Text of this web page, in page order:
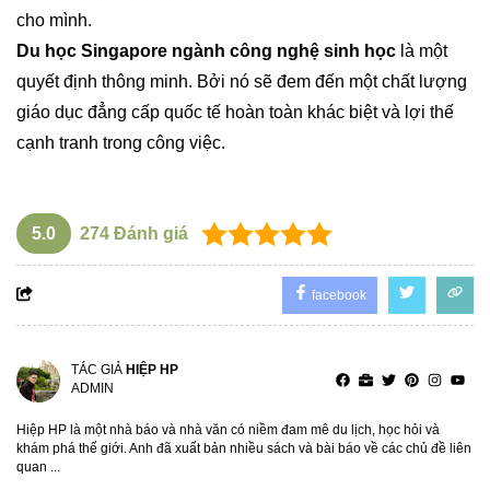
cho mình.
Du học Singapore ngành công nghệ sinh học là một
quyết định thông minh. Bởi nó sẽ đem đến một chất lượng
giáo dục đẳng cấp quốc tế hoàn toàn khác biệt và lợi thế
cạnh tranh trong công việc.
5.0 274 Đánh giá
facebook
TÁC GIẢ HIỆP HP
ADMIN
Hiệp HP là một nhà báo và nhà văn có niềm đam mê du lịch, học hỏi và
khám phá thế giới. Anh đã xuất bản nhiều sách và bài báo về các chủ đề liên
quan ...